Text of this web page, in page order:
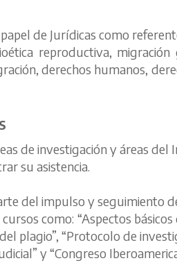
de Jurídicas como
reproductiva, migración
derechos humanos,
de investigación y áreas del
su asistencia.
del impulso y seguimiento
como: “Aspectos
plagio”, “Protocolo de
y “Congreso